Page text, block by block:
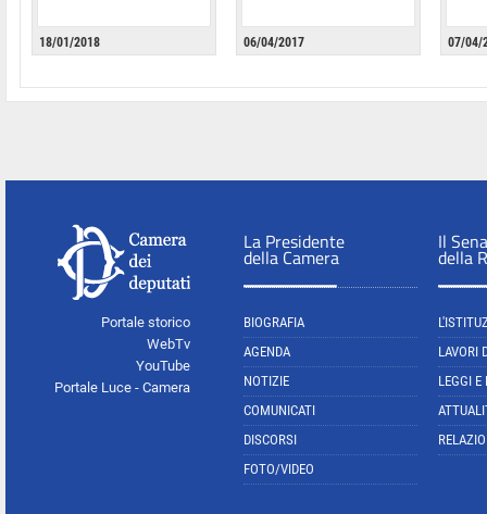
18/01/2018 06/04/2017 07/04/
Portale storico
WebTv
YouTube
Portale Luce - Camera
La Presidente
della Camera
BIOGRAFIA
AGENDA
NOTIZIE
COMUNICATI
DISCORSI
FOTO/VIDEO
Il
della
LAVORI
LEGGI E